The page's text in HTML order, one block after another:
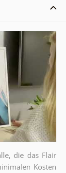
die das Flair
Kosten